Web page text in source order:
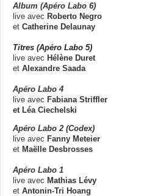
Album (Apéro Labo 6)
live avec Roberto Negro
et Catherine Delaunay
Titres (Apéro Labo 5)
live avec Hélène Duret
et Alexandre Saada
Apéro Labo 4
live avec Fabiana Striffler
et Léa Ciechelski
Apéro Labo 2 (Codex)
live avec Fanny Meteier
et Maëlle Desbrosses
Apéro Labo 1
live avec Mathias Lévy
et Antonin-Tri Hoang